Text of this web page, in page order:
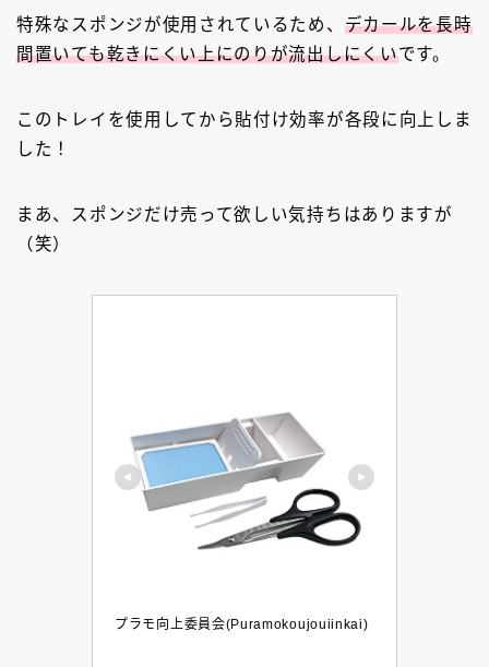
特殊なスポンジが使用されているため、 デカールを長時
間置いても乾きにくい上にのりが流出しにくいです。
このトレイを使用してから貼付け効率が各段に向上しま
した！
まあ、スポンジだけ売って欲しい気持ちはありますが
（笑）
プラモ向上委員会(Puramokoujouiinkai)